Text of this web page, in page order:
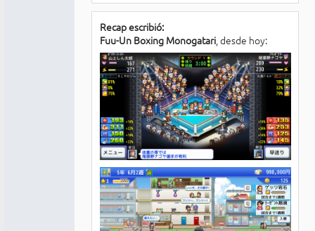
Recap escribió:
Fuu-Un Boxing Monogatari, desde hoy: